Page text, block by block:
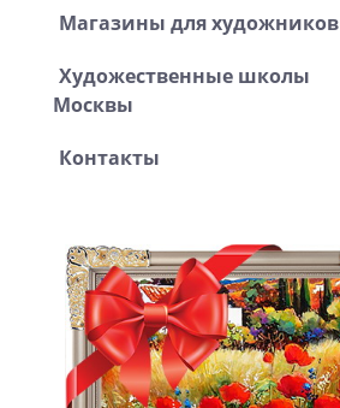
Магазины для художников
Художественные школы
Москвы
Контакты